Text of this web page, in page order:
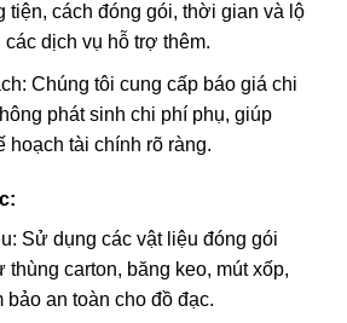
tiện, cách đóng gói, thời gian và lộ
dịch vụ hỗ trợ thêm.
Chúng tôi cung cấp báo giá chi
phát sinh chi phí phụ, giúp
hoạch tài chính rõ ràng.
Sử dụng các vật liệu đóng gói
thùng carton, băng keo, mút xốp,
bảo an toàn cho đồ đạc.